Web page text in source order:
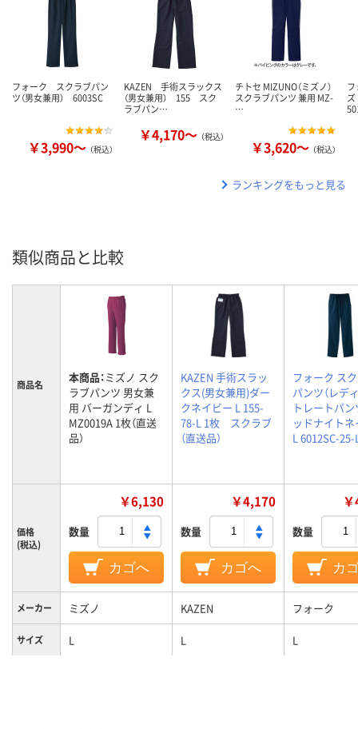
フォーク スクラブパン
ツ（男女兼用） 6003SC
￥3,990～ （税込）
KAZEN 手術スラックス
（男女兼用） 155 スク
ラブパン…
￥4,170～ （税込）
チトセ MIZUNO（ミズノ）
スクラブパンツ 兼用 MZ-
…
￥3,620～ （税込）
ランキングをもっと見る
類似商品と比較
商品名 本商品：ミズノ スク
ラブパンツ 男女兼
用 バーガンディ L
MZ0019A 1枚（直送
品）
KAZEN 手術スラッ
クス(男女兼用)ダー
クネイビー L 155-
78-L 1枚 スクラブ
（直送品）
フォーク ス
パンツ（レデ
トレートパン
ッドナイト
L 6012SC-25-
価格
(税込)
￥6,130
数量
カゴへ
￥4,170
数量
カゴへ
数量
カ
メーカー ミズノ KAZEN フォーク
サイズ L L L